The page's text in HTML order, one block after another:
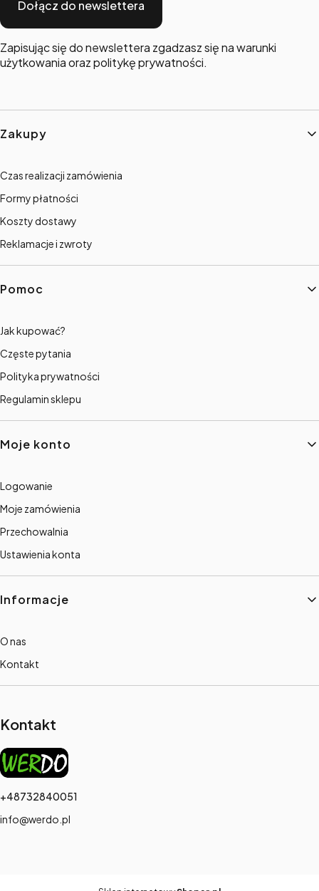
Dołącz do newslettera
Zapisując się do newslettera zgadzasz się na warunki
użytkowania oraz politykę prywatności.
Linki w stopce
Zakupy
Czas realizacji zamówienia
Formy płatności
Koszty dostawy
Reklamacje i zwroty
Pomoc
Jak kupować?
Częste pytania
Polityka prywatności
Regulamin sklepu
Moje konto
Logowanie
Moje zamówienia
Przechowalnia
Ustawienia konta
Informacje
O nas
Kontakt
Kontakt
+48732840051
info@werdo.pl